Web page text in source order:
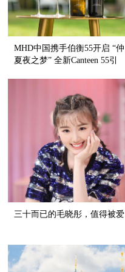
MHD中国携手伯衡55开启 “仲
夏夜之梦” 全新Canteen 55引
三十而已的毛晓彤，值得被爱